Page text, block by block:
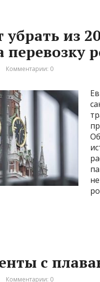
из
перевозку
Комментарии: 0
с
Комментарии: 0